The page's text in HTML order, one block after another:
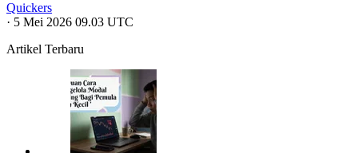
Quickers
· 5 Mei 2026 09.03 UTC
Artikel Terbaru